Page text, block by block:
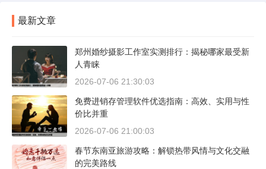
最新文章
郑州婚纱摄影工作室实测排行：揭秘哪家最受新
人青睐
2026-07-06 21:30:03
免费进销存管理软件优选指南：高效、实用与性
价比并重
2026-07-06 21:00:03
春节东南亚旅游攻略：解锁热带风情与文化交融
的完美路线